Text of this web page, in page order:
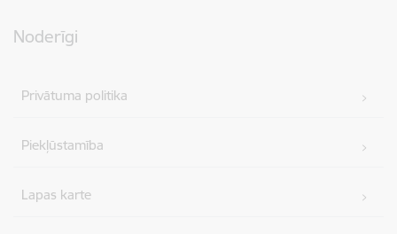
Noderīgi
Privātuma politika
Piekļūstamība
Lapas karte